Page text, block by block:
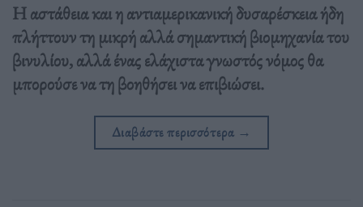
Η αστάθεια και η αντιαμερικανική δυσαρέσκεια ήδη
πλήττουν τη μικρή αλλά σημαντική βιομηχανία του
βινυλίου, αλλά ένας ελάχιστα γνωστός νόμος θα
μπορούσε να τη βοηθήσει να επιβιώσει.
Διαβάστε περισσότερα →